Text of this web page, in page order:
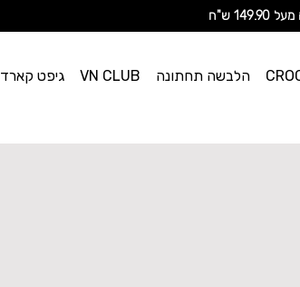
ש"ח
הלבשה תחתונה VN CLUB גיפט קארד